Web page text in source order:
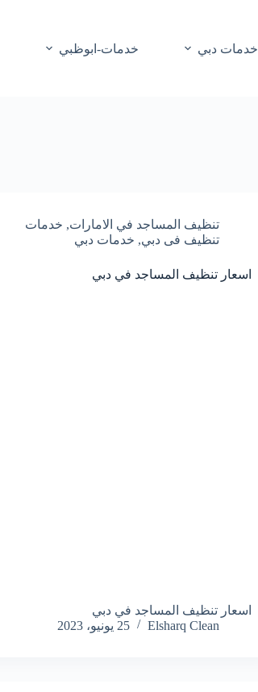
خدمات دبي خدمات-ابوظبي
تنظيف المساجد في الامارات, خدمات
تنظيف فى دبي, خدمات دبي
اسعار تنظيف المساجد في دبي
اسعار تنظيف المساجد في دبي
Elsharq Clean
25 يونيو، 2023